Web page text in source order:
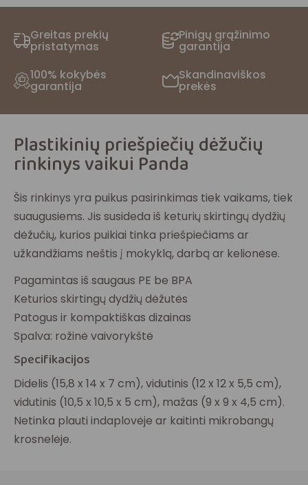
Greitas prekių
pristatymas
Pinigų grąžinimo
garantija
100% kokybės
garantija
Skandinaviškos
prekės
Plastikinių priešpiečių dėžučių
rinkinys vaikui Panda
Šis rinkinys yra puikus pasirinkimas tiek vaikams, tiek
suaugusiems. Jis susideda iš keturių skirtingų dydžių
dėžučių, kurios puikiai tinka priešpiečiams ar
užkandžiams neštis į mokyklą, darbą ar kelionėse.
Pagamintas iš saugaus PE be BPA
Keturios skirtingų dydžių dėžutės
Patogus ir kompaktiškas dizainas
Spalva: rožinė vaivorykštė
Specifikacijos
Didelis (15,8 x 14 x 7 cm), vidutinis (12 x 12 x 5,5 cm),
vidutinis (10,5 x 10,5 x 5 cm), mažas (9 x 9 x 4,5 cm).
Netinka plauti indaplovėje ar kaitinti mikrobangų
krosnelėje.